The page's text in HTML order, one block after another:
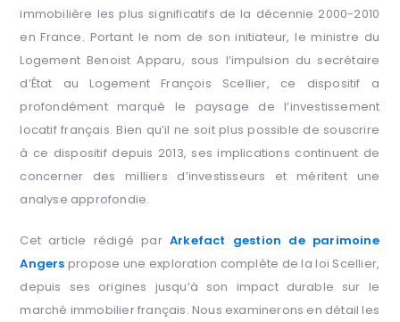
immobilière les plus significatifs de la décennie 2000-2010
en France. Portant le nom de son initiateur, le ministre du
Logement Benoist Apparu, sous l’impulsion du secrétaire
d’État au Logement François Scellier, ce dispositif a
profondément marqué le paysage de l’investissement
locatif français. Bien qu’il ne soit plus possible de souscrire
à ce dispositif depuis 2013, ses implications continuent de
concerner des milliers d’investisseurs et méritent une
analyse approfondie.
Cet article rédigé parArkefact gestion de parimoine
Angers propose une exploration complète de la loi Scellier,
depuis ses origines jusqu’à son impact durable sur le
marché immobilier français. Nous examinerons en détail les